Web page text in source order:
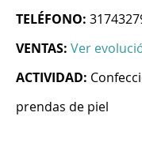
TELÉFONO:
VENTAS: Ver
ACTIVIDAD:
prendas de piel